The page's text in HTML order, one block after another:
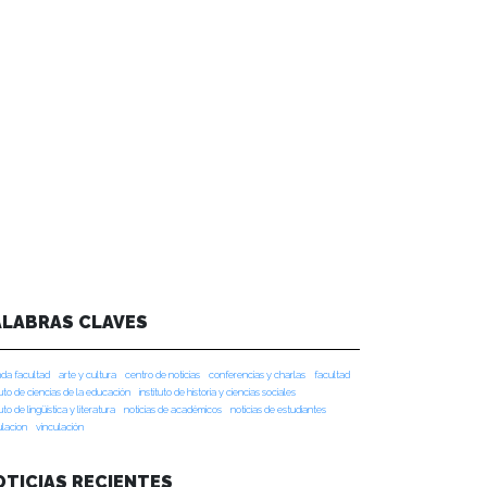
CLAVES
facultad arte y cultura centro de noticias conferencias y charlas
facultad
de ciencias de la educación
instituto de historia y ciencias sociales
de lingüística y literatura
noticias de académicos
noticias de estudiantes
vinculación
RECIENTES